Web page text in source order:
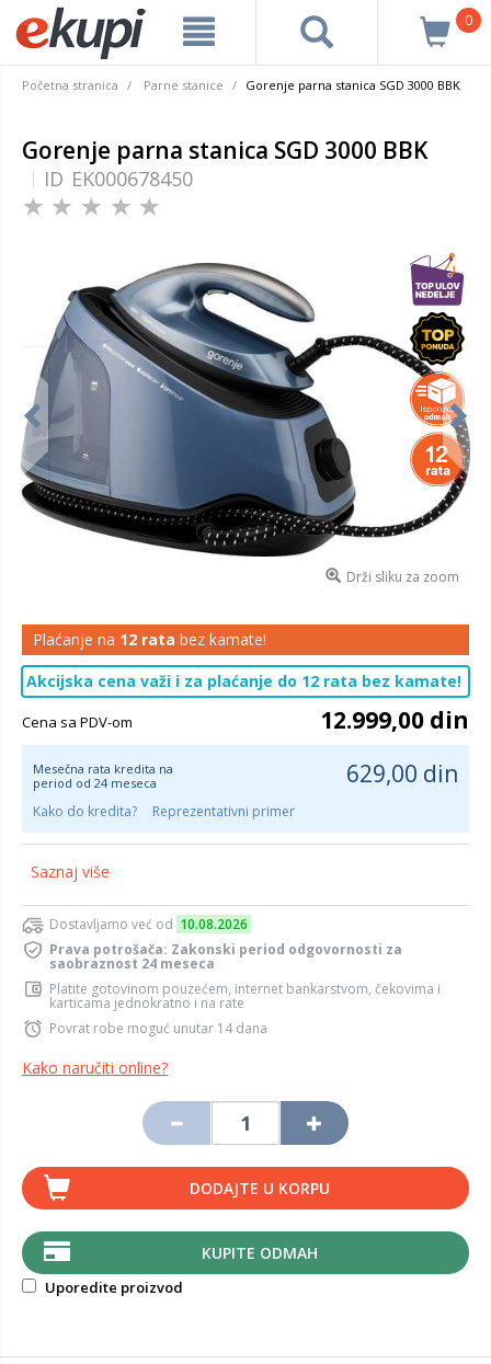
0
Početna stranica Parne stanice Gorenje parna stanica SGD 3000 BBK
Gorenje parna stanica SGD 3000 BBK
ID EK000678450
Drži sliku za zoom
Plaćanje na 12 rata bez kamate!
Akcijska cena važi i za plaćanje do 12 rata bez kamate!
Cena sa PDV-om 12.999,00 din
Mesečna rata kredita na
period od 24 meseca
629,00 din
Kako do kredita? Reprezentativni primer
Saznaj više
Dostavljamo već od 10.08.2026
Prava potrošača: Zakonski period odgovornosti za
saobraznost 24 meseca
Platite gotovinom pouzećem, internet bankarstvom, čekovima i
karticama jednokratno i na rate
Povrat robe moguć unutar 14 dana
Kako naručiti online?
DODAJTE U KORPU
KUPITE ODMAH
Uporedite proizvod